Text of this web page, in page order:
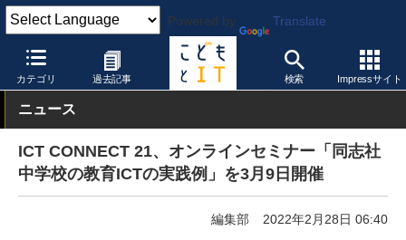
Powered by Translate
カテゴリ 過去記事 検索 Impressサイト
こどもとIT イベント・セミナー
ニュース
ICT CONNECT 21、オンラインセミナー「同志社
中学校の教育ICTの実践例」を3月9日開催
編集部 2022年2月28日 06:40